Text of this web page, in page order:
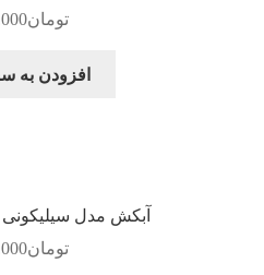
تومان
افزودن به
آبکش مدل
تومان